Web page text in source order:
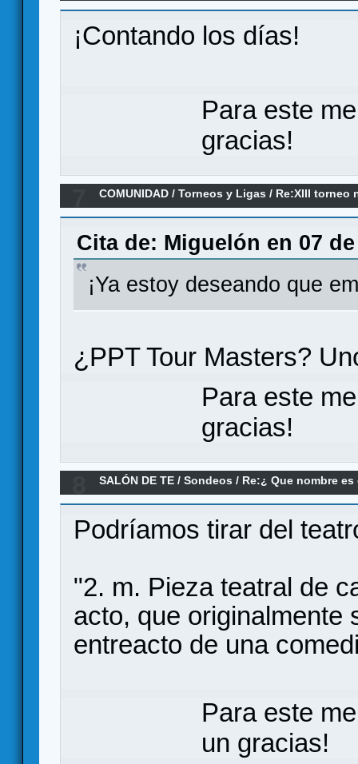
¡Contando los días!
Para este
gracias!
COMUNIDAD /Torneos y Ligas / Re:XIII torneo
Cita de: Miguelón en 07
¡Ya estoy deseando que
¿PPT Tour Masters?
Para este
gracias!
SALÓN DE TE /Sondeos / Re:¿ Que nombre
Podríamos tirar del
"2. m. Pieza teatral de
acto, que originalmente
entreacto de una
Para este
un gracias!